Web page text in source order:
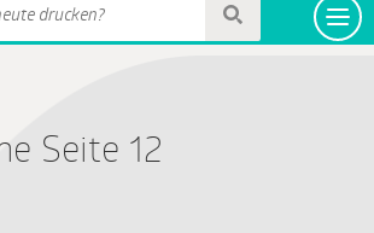
Seite 12